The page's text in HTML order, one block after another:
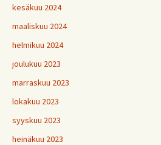
kesäkuu 2024
maaliskuu 2024
helmikuu 2024
joulukuu 2023
marraskuu 2023
lokakuu 2023
syyskuu 2023
heinäkuu 2023